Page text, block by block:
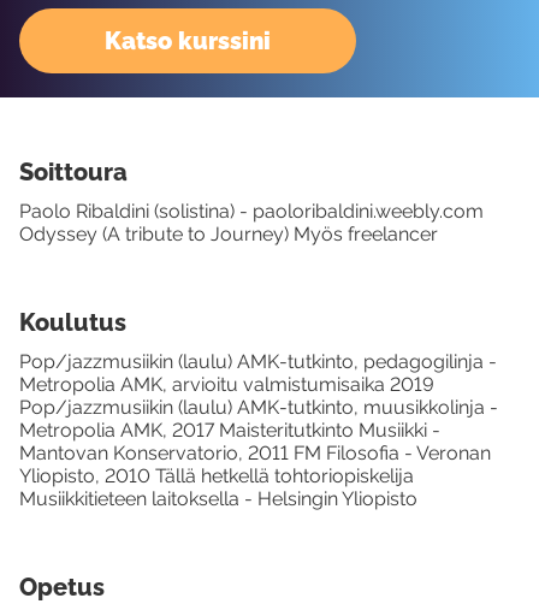
Katso kurssini
Soittoura
Paolo Ribaldini (solistina) - paoloribaldini.weebly.com
Odyssey (A tribute to Journey) Myös freelancer
Koulutus
Pop/jazzmusiikin (laulu) AMK-tutkinto, pedagogilinja -
Metropolia AMK, arvioitu valmistumisaika 2019
Pop/jazzmusiikin (laulu) AMK-tutkinto, muusikkolinja -
Metropolia AMK, 2017 Maisteritutkinto Musiikki -
Mantovan Konservatorio, 2011 FM Filosofia - Veronan
Yliopisto, 2010 Tällä hetkellä tohtoriopiskelija
Musiikkitieteen laitoksella - Helsingin Yliopisto
Opetus